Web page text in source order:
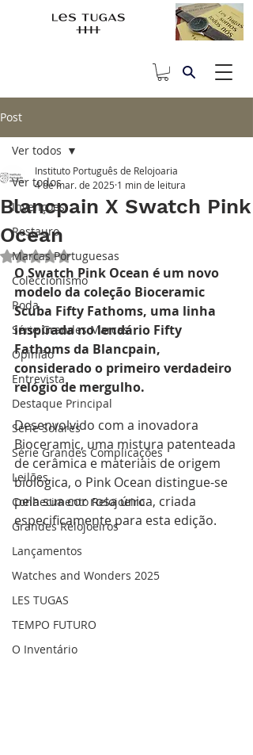
Post
Ver todos
Invenções
Restauro
Marcas Portuguesas
Coleccionismo
Roda
Série Grandes Marcas
Opinião
Entrevista
Destaque Principal
Série Solares
Série Grandes Complicações
Leilões
Conhecimento Relojoeiro
Grandes Relojoeiros
Lançamentos
Watches and Wonders 2025
LES TUGAS
TEMPO FUTURO
O Inventário
Ver todos
Blancpain X Swatch Pink
Ocean
Instituto Português de Relojoaria
4 de mar. de 2025 1 min de leitura
Avaliado com NaN de 5 estrelas.
O Swatch Pink Ocean é um novo
modelo da coleção Bioceramic
Scuba Fifty Fathoms, uma linha
inspirada no lendário Fifty
Fathoms da Blancpain,
considerado o primeiro verdadeiro
relógio de mergulho.
Desenvolvido com a inovadora
Bioceramic, uma mistura patenteada
de cerâmica e materiais de origem
biológica, o Pink Ocean distingue-se
pela sua cor rosa única, criada
especificamente para esta edição.